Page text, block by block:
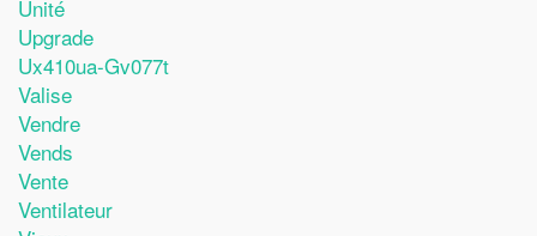
Unité
Upgrade
Ux410ua-Gv077t
Valise
Vendre
Vends
Vente
Ventilateur